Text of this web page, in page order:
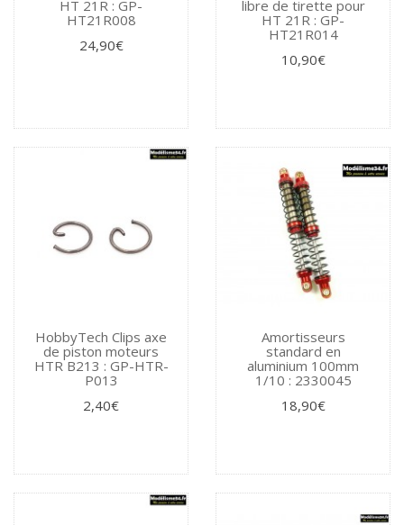
HT 21R : GP-
HT21R008
24,90€
libre de tirette pour
HT 21R : GP-
HT21R014
10,90€
HobbyTech Clips axe
de piston moteurs
HTR B213 : GP-HTR-
P013
2,40€
Amortisseurs
standard en
aluminium 100mm
1/10 : 2330045
18,90€